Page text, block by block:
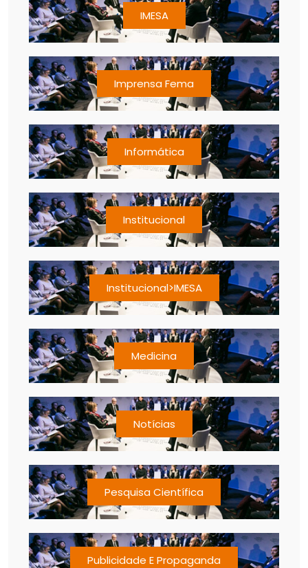
IMESA
Imprensa Fema
Informática
Institucional
Institucional>IMESA
Medicina
Notícias
Pesquisa Científica
Publicidade E Propaganda